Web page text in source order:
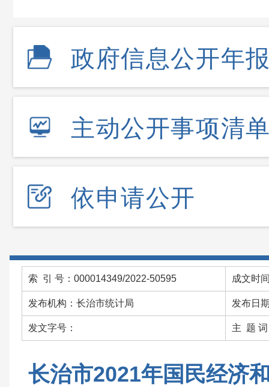
政府信息公开年
主动公开事项清
依申请公开
索 引 号：000014349/2022-50595 成文时
发布机构：长治市统计局 发布日
发文字号： 主 题 词
长治市2021年国民经济